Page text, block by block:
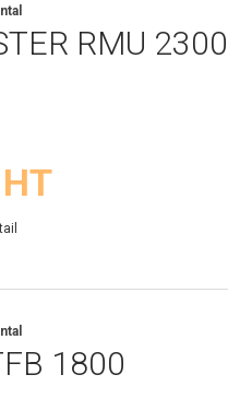
RMU 2300
HT
1800